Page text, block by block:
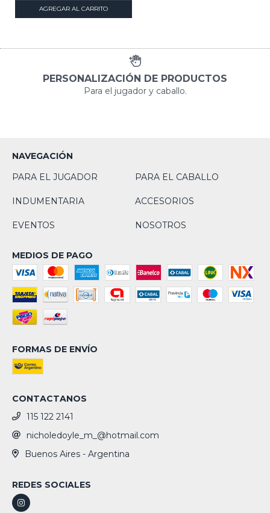
AGREGAR AL CARRITO
PERSONALIZACIÓN DE PRODUCTOS
Para el jugador y caballo.
NAVEGACIÓN
PARA EL JUGADOR
PARA EL CABALLO
INDUMENTARIA ACCESORIOS
EVENTOS NOSOTROS
MEDIOS DE PAGO
FORMAS DE ENVÍO
CONTACTANOS
115 122 2141
nicholedoyle_m_@hotmail.com
Buenos Aires - Argentina
REDES SOCIALES